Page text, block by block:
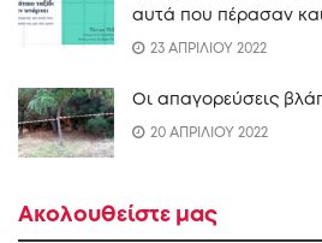
αυτά που πέρασαν
23 ΑΠΡΙΛΙΟΥ 2022
Οι απαγορεύσεις
20 ΑΠΡΙΛΙΟΥ 2022
Ακολουθείστε μας